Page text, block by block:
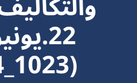
(1023_38654)